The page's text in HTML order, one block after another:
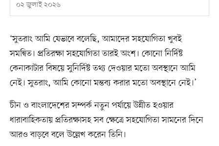
০২ জুলাই ২০২৬
‘সুতরাং আমি যেভাবে বলেছি, আমাদের সহযোগিতা খুবই
সমন্বিত। প্রতিরক্ষা সহযোগিতা তারই অংশ। কোনো নির্দিষ্ট
কেনাকাটার বিষয়ে সুনির্দিষ্ট তথ্য দেওয়ার মতো অবস্থানে আমি
নেই। সুতরাং, আমি কোনো মন্তব্য করার মতো অবস্থানে নেই।’
চীন ও বাংলাদেশের সম্পর্ক নতুন পর্যায়ে উন্নীত হওয়ার
ধারাবাহিকতায় প্রতিরক্ষাসহ সব ক্ষেত্রে সহযোগিতা সামনের দিনে
আরও বাড়বে বলে উল্লেখ করেন তিনি।